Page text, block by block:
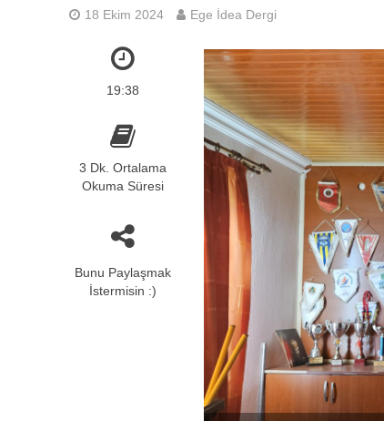
18 Ekim 2024 Ege İdea Dergi
19:38
3 Dk. Ortalama
Okuma Süresi
Bunu Paylaşmak
İstermisin :)